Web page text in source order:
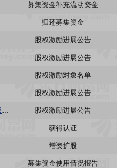
募集资金补充流动资金
归还募集资金
股权激励进展公告
股权激励进展公告
股权激励对象名单
股权激励进展公告
江海股份:南通江海电容器股份有限公司关于2018年股票期权激励计划第一个考核年度第三次行权期行权条件成就、第二个考核年度第二次行权期行权条件成就以及第三个考核年度第一次行权期行权条件成就的公告 股权激励进展公告
获得认证
增资扩股
募集资金使用情况报告